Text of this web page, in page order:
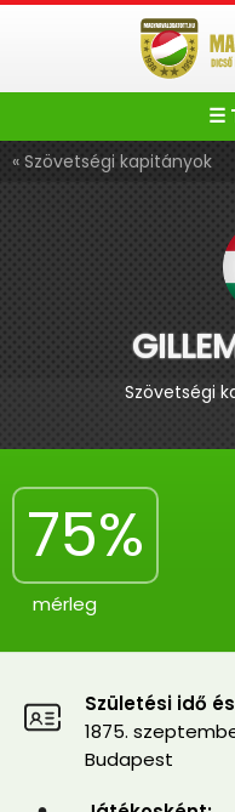
☰
« Szövetségi kapitányok
Szövetségi
75%
mérleg
Születési idő
1875.
Budapest